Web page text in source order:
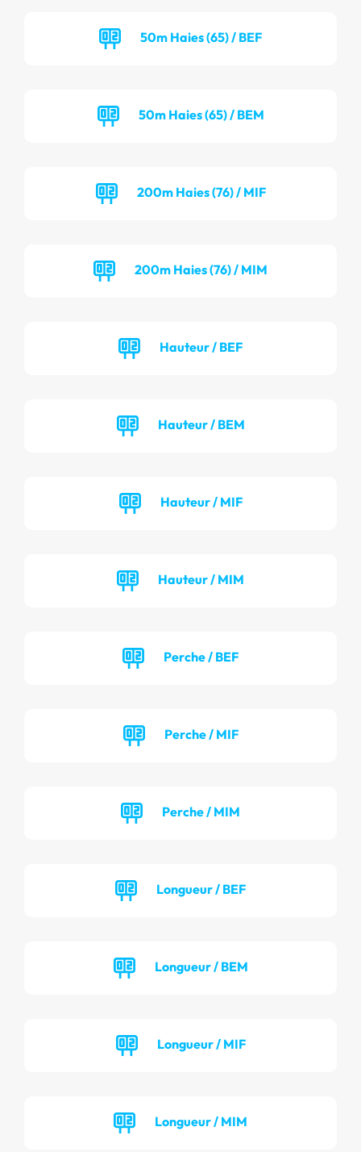
50m Haies (65) / BEF
50m Haies (65) / BEM
200m Haies (76) / MIF
200m Haies (76) / MIM
Hauteur / BEF
Hauteur / BEM
Hauteur / MIF
Hauteur / MIM
Perche / BEF
Perche / MIF
Perche / MIM
Longueur / BEF
Longueur / BEM
Longueur / MIF
Longueur / MIM